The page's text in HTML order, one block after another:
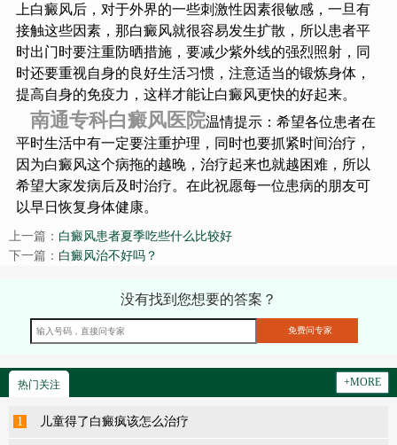
上白癜风后，对于外界的一些刺激性因素很敏感，一旦有
接触这些因素，那白癜风就很容易发生扩散，所以患者平
时出门时要注重防晒措施，要减少紫外线的强烈照射，同
时还要重视自身的良好生活习惯，注意适当的锻炼身体，
提高自身的免疫力，这样才能让白癜风更快的好起来。
南通专科白癜风医院温情提示：希望各位患者在
平时生活中有一定要注重护理，同时也要抓紧时间治疗，
因为白癜风这个病拖的越晚，治疗起来也就越困难，所以
希望大家发病后及时治疗。在此祝愿每一位患病的朋友可
以早日恢复身体健康。
上一篇： 白癜风患者夏季吃些什么比较好
下一篇： 白癜风治不好吗？
没有找到您想要的答案？
热门关注 +MORE
1 儿童得了白癜疯该怎么治疗